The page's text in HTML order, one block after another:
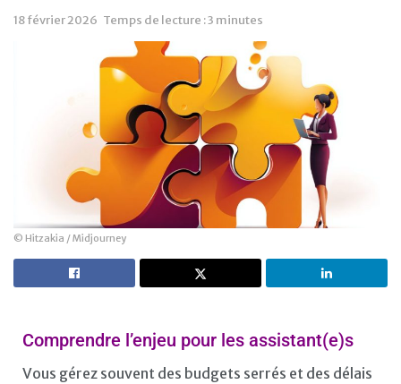
18 février 2026 Temps de lecture : 3 minutes
© Hitzakia / Midjourney
Comprendre l’enjeu pour les assistant(e)s
Vous gérez souvent des budgets serrés et des délais